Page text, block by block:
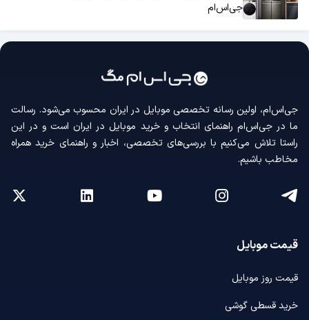
جی‌اس‌ام
جی‌اس‌ام، اولین رسانه‌ تخصصی موبایل در ایران محسوب می‌شود. رسالت
ما در جی‌اس‌ام راهنمای انتخاب و خرید موبایل در ایران است و در این
راستا تلاش می‌کنیم با بررسی‌های تخصصی، اخبار و راهنمای خرید همراه
مخاطب باشیم.
قیمت موبایل
قیمت روز موبایل
خرید قسطی گوشی